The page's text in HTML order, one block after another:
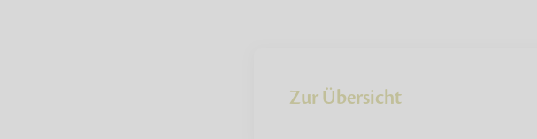
Zur Übersicht